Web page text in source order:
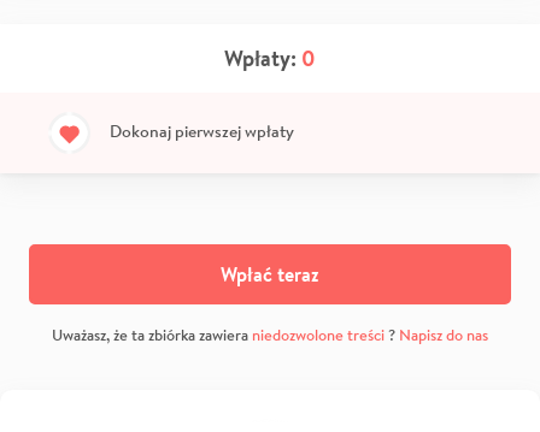
Wpłaty: 0
Dokonaj pierwszej wpłaty
Wpłać teraz
Uważasz, że ta zbiórka zawiera niedozwolone treści? Napisz do nas